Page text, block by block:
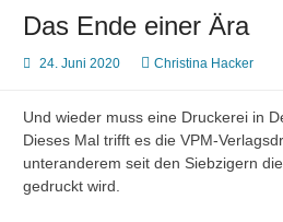
Das Ende einer Ära
24. Juni 2020 Christina Hacker
Und wieder muss eine Druckerei in
Dieses Mal trifft es die VPM-
unteranderem seit den Siebzigern
gedruckt wird.